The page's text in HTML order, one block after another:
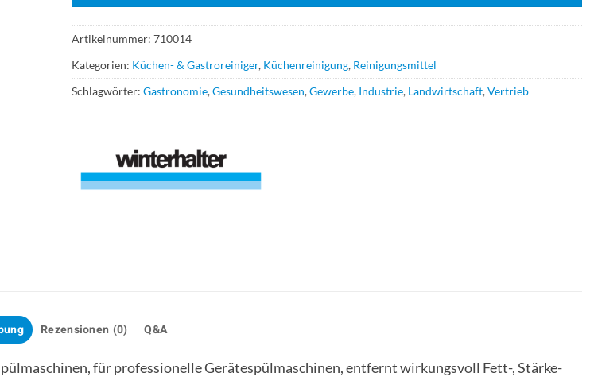
Artikelnummer: 710014
Kategorien: Küchen- & Gastroreiniger, Küchenreinigung, Reinigungsmittel
Schlagwörter: Gastronomie,Gesundheitswesen,Gewerbe, Industrie, Landwirtschaft,Vertrieb
Rezensionen (0) Q&A
für professionelle Gerätespülmaschinen, entfernt wirkungsvoll Fett-, Stärke-